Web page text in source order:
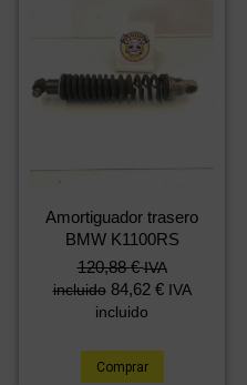
Amortiguador trasero
BMW K1100RS
120,88€ IVA
incluido 84,62 € IVA
incluido
Comprar